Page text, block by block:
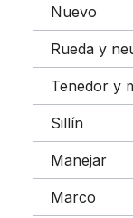
Nuevo
Rueda y
Tenedor y
Sillín
Manejar
Marco